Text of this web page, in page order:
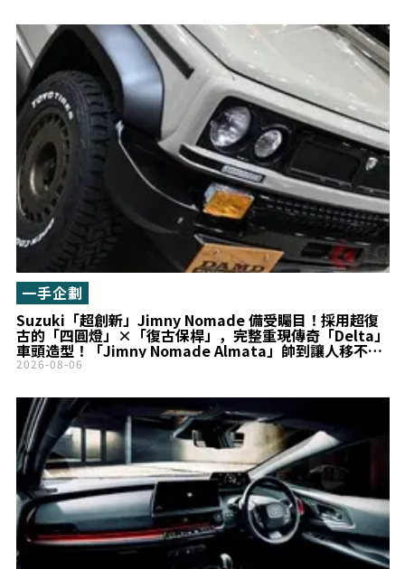
Suzuki「超創新」Jimny Nomade 備受矚目！採用超復
古的「四圓燈」×「復古保桿」，完整重現傳奇「Delta」
車頭造型！「Jimny Nomade Almata」帥到讓人移不開
目光！
一手企劃
2026-08-06